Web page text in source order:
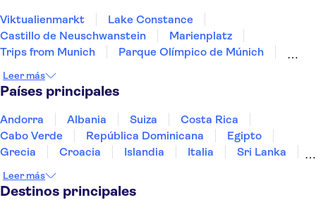
Viktualienmarkt
Lake Constance
Castillo de Neuschwanstein
Marienplatz
Trips from Munich
Parque Olímpico de Múnich
Monumento Conmemorativo del Campo de Concentración
Isla de los Museos
Neues Museum
Muro de Berlín
Museo del Chocolate de Colonia
Torre de la TV de Berlín
Leer más
Países principales
Andorra Albania Suiza
Costa Rica
Cabo Verde
República Dominicana
Egipto
Grecia
Croacia Islandia Italia
Sri Lanka
Portugal
Tailandia
Leer más
Destinos principales